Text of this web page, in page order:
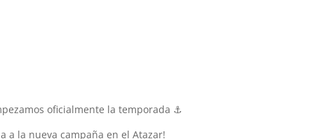
oficialmente la temporada ⚓
a la nueva campaña en el Atazar!